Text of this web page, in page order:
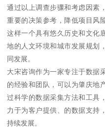
通过以上调查步骤和考虑因素
重要的决策参考，降低项目风
这样一个具有悠久历史和文化
地的人文环境和城市发展规划
同发展。
大宋咨询作为一家专注于数据
的经验和团队，可以为肇庆地
过科学的数据采集方法和工具
力于为客户提供、的数据支持
持续发展。